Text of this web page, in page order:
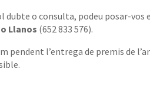
dubte o consulta, podeu posar-
Llanos (652 833 576).
pendent l’entrega de premis de